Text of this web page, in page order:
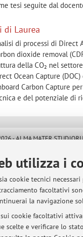
utilizza i
cookie tecnici
facoltativi
la navigazione
cookie facoltativi
scelte e verificare lo
tesi seguite dal
di Laurea
di processi di Direct
dioxide removal
della CO₂ nel
Ocean Capture
Carbon Capture
e del potenziale di
- ALMA MATER